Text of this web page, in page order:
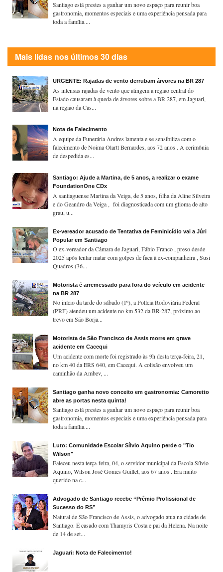
Santiago está prestes a ganhar um novo espaço para reunir boa
gastronomia, momentos especiais e uma experiência pensada para
toda a família....
Mais lidas nos últimos 30 dias
URGENTE: Rajadas de vento derrubam árvores na BR 287
As intensas rajadas de vento que atingem a região central do
Estado causaram à queda de árvores sobre a BR 287, em Jaguari,
na região da Cas...
Nota de Falecimento
A equipe da Funerária Andres lamenta e se sensibiliza com o
falecimento de Noima Olartt Bernardes, aos 72 anos . A cerimônia
de despedida es...
Santiago: Ajude a Martina, de 5 anos, a realizar o exame
FoundationOne CDx
A santiaguense Martina da Veiga, de 5 anos, filha da Aline Silveira
e do Geandro da Veiga , foi diagnosticada com um glioma de alto
grau, u...
Ex-vereador acusado de Tentativa de Feminicídio vai a Júri
Popular em Santiago
O ex-vereador da Câmara de Jaguari, Fábio Franco , preso desde
2025 após tentar matar com golpes de faca à ex-companheira , Susi
Quadros (36...
Motorista é arremessado para fora do veículo em acidente
na BR 287
No início da tarde do sábado (1º), a Polícia Rodoviária Federal
(PRF) atendeu um acidente no km 532 da BR-287, próximo ao
trevo em São Borja...
Motorista de São Francisco de Assis morre em grave
acidente em Cacequi
Um acidente com morte foi registrado às 9h desta terça-feira, 21,
no km 40 da ERS 640, em Cacequi. A colisão envolveu um
caminhão da Ambev, ...
Santiago ganha novo conceito em gastronomia: Camoretto
abre as portas nesta quinta!
Santiago está prestes a ganhar um novo espaço para reunir boa
gastronomia, momentos especiais e uma experiência pensada para
toda a família....
Luto: Comunidade Escolar Sílvio Aquino perde o "Tio
Wilson"
Faleceu nesta terça-feira, 04, o servidor municipal da Escola Sílvio
Aquino, Wilson José Gomes Guillet, aos 67 anos . Era muito
querido na c...
Advogado de Santiago recebe “Prêmio Profissional de
Sucesso do RS”
Natural de São Francisco de Assis, o advogado atua na cidade de
Santiago. É casado com Thamyris Costa e pai da Helena. Na noite
de 14 de set...
Jaguari: Nota de Falecimento!